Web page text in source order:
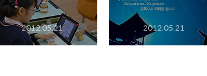
2012.05.21 2012.05.21